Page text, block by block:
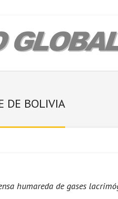
DE BOLIVIA
humareda de gases